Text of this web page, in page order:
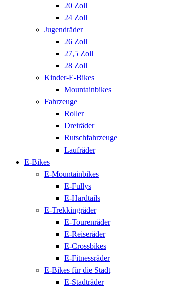
20 Zoll
24 Zoll
Jugendräder
26 Zoll
27,5 Zoll
28 Zoll
Kinder-E-Bikes
Mountainbikes
Fahrzeuge
Roller
Dreiräder
Rutschfahrzeuge
Laufräder
E-Bikes
E-Mountainbikes
E-Fullys
E-Hardtails
E-Trekkingräder
E-Tourenräder
E-Reiseräder
E-Crossbikes
E-Fitnessräder
E-Bikes für die Stadt
E-Stadträder